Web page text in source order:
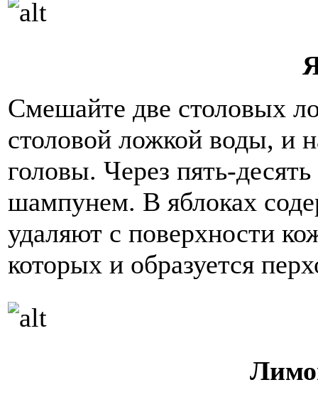
Смешайте две столовых
столовой ложкой воды, и
головы. Через пять-
шампунем. В яблоках
удаляют с поверхности
которых и образуется